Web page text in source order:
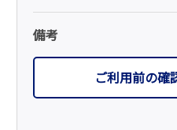
備考
ご利用前の確